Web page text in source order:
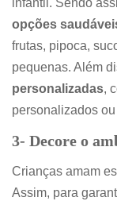
infantil. Sendo
opções
frutas, pipoca,
pequenas. Além
personalizadas,
personalizados
3- Decore o
Crianças amam
Assim, para